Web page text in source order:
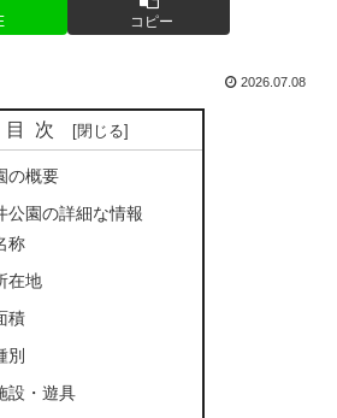
コピー
2026.07.08
目次
の概要
公園の詳細な情報
称
在地
積
別
設・遊具